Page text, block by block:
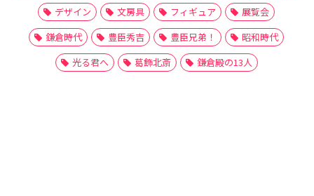
デザイン
文房具 フィギュア
展覧会
鎌倉時代
豊臣秀吉 豊臣兄弟！
昭和時代
光る君へ
葛飾北斎 鎌倉殿の13人